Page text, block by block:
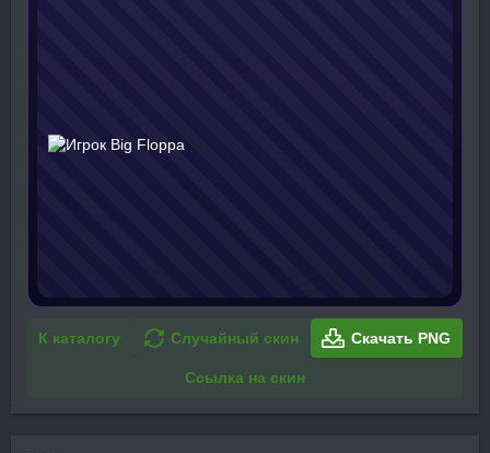
К каталогу Случайный скин Скачать PNG
Ссылка на скин